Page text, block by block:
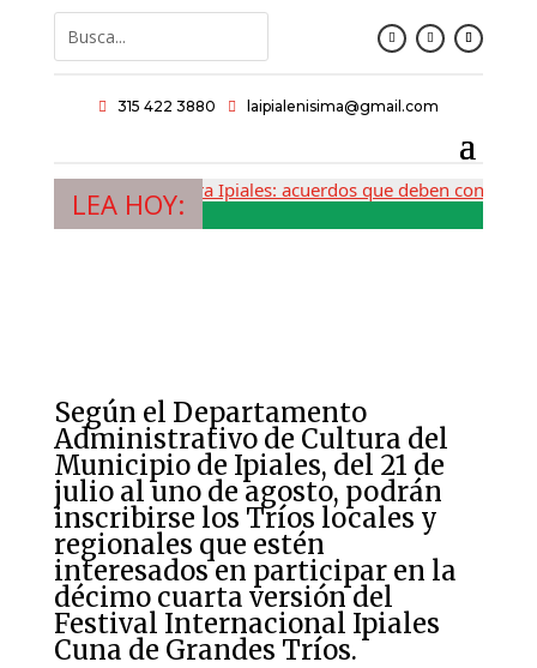
 315 422 3880  laipialenisima@gmail.com
LEA HOY:
La Tercera Ipiales: acuerdos que deben
Según el Departamento
Administrativo de Cultura del
Municipio de Ipiales, del 21 de
julio al uno de agosto, podrán
inscribirse los Tríos locales y
regionales que estén
interesados en participar en la
décimo cuarta versión del
Festival Internacional Ipiales
Cuna de Grandes Tríos.